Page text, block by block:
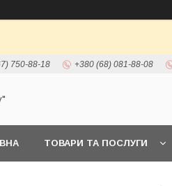
750-88-18 +380 (68) 081-88-08
ТОВАРИ ТА ПОСЛУГИ